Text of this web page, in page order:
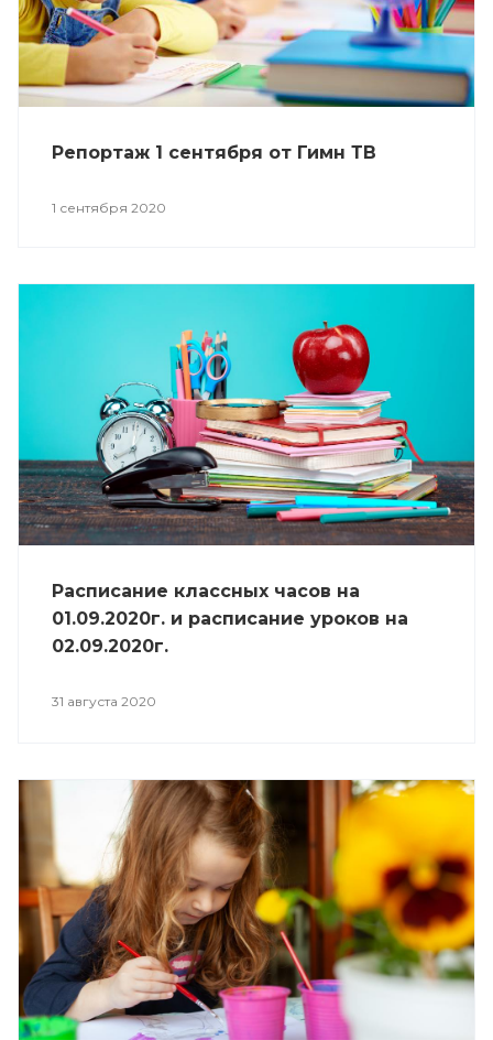
Репортаж 1 сентября от Гимн ТВ
1 сентября 2020
Расписание классных часов на
01.09.2020г. и расписание уроков на
02.09.2020г.
31 августа 2020